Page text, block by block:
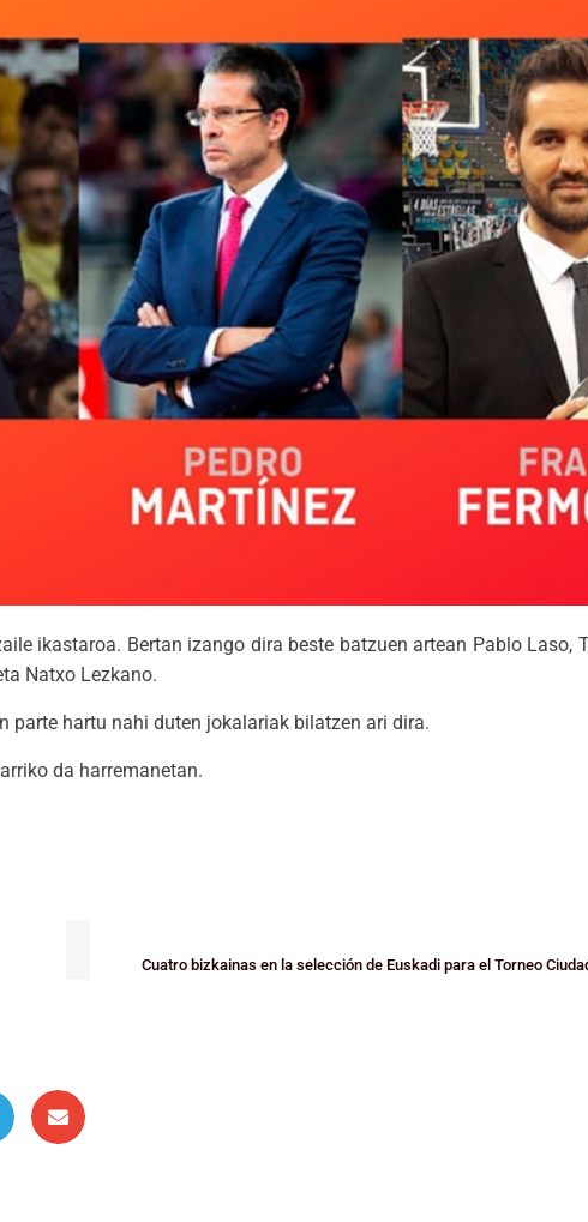
ikastaroa. Bertan izango dira beste batzuen artean Pablo Laso,
Natxo Lezkano.
parte hartu nahi duten jokalariak bilatzen ari dira.
da harremanetan.
Cuatro bizkainas en la selección de Euskadi para el Torneo